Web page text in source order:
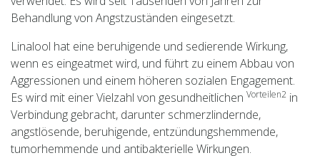
Behandlung von Angstzuständen eingesetzt.
Linalool hat eine beruhigende und sedierende Wirkung,
wenn es eingeatmet wird, und führt zu einem Abbau von
Aggressionen und einem höheren sozialen Engagement.
Es wird mit einer Vielzahl von gesundheitlichen Vorteilen2 in
Verbindung gebracht, darunter schmerzlindernde,
angstlösende, beruhigende, entzündungshemmende,
tumorhemmende und antibakterielle Wirkungen.